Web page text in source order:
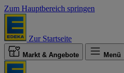
Zum Hauptbereich springen
Zur Startseite
Markt & Angebote Menü